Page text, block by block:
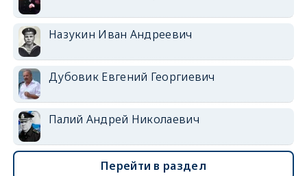
Назукин Иван Андреевич
Дубовик Евгений Георгиевич
Палий Андрей Николаевич
Перейти в раздел